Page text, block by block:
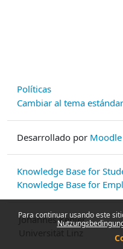
Para continuar usando este
Políticas
Cambiar al tema estándar
Desarrollado por Moodle
Knowledge Base for
Knowledge Base for
Johannes Kepler